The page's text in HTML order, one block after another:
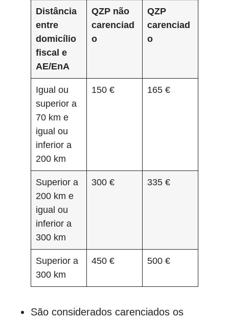
Distância
entre
domicílio
fiscal e
AE/EnA
QZP não
carenciad
o
QZP
carenciad
o
Igual ou
superior a
70 km e
igual ou
inferior a
200 km
150 € 165 €
Superior a
200 km e
igual ou
inferior a
300 km
300 € 335 €
Superior a
300 km
450 € 500 €
São considerados carenciados os